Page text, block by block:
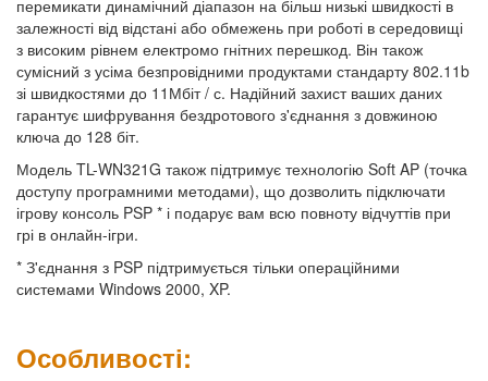
перемикати динамічний діапазон на більш низькі швидкості в
залежності від відстані або обмежень при роботі в середовищі
з високим рівнем електромо гнітних перешкод. Він також
сумісний з усіма безпровідними продуктами стандарту 802.11b
зі швидкостями до 11Мбіт / с. Надійний захист ваших даних
гарантує шифрування бездротового з'єднання з довжиною
ключа до 128 біт.
Модель TL-WN321G також підтримує технологію Soft AP (точка
доступу програмними методами), що дозволить підключати
ігрову консоль PSP * і подарує вам всю повноту відчуттів при
грі в онлайн-ігри.
* З'єднання з PSP підтримується тільки операційними
системами Windows 2000, XP.
Особливості: